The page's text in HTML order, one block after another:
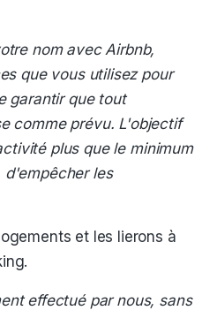
nom avec Airbnb,
que vous utilisez pour
garantir que tout
comme prévu. L'objectif
plus que le minimum
d'empêcher les
et les lierons à
effectué par nous, sans